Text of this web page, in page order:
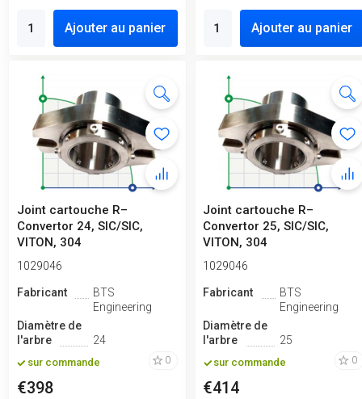
Ajouter au panier Ajouter au panier
Joint cartouche R–
Convertor 24, SIC/SIC,
VITON, 304
1029046
Fabricant
BTS
Engineering
Diamètre de
l'arbre
24
sur commande 0
€398
Joint cartouche R–
Convertor 25, SIC/SIC,
VITON, 304
1029046
Fabricant
BTS
Engineering
Diamètre de
l'arbre
25
sur commande 0
€414